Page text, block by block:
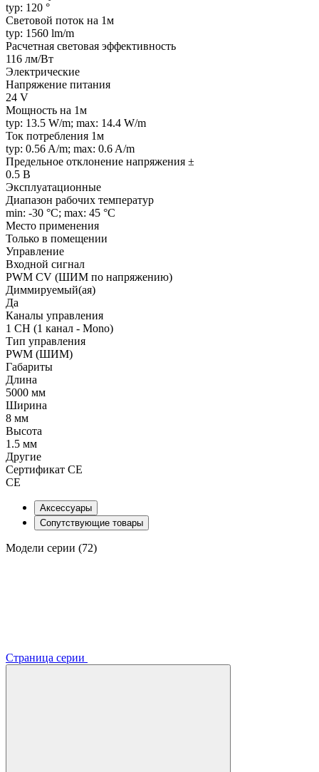
typ: 120 °
Световой поток на 1м
typ: 1560 lm/m
Расчетная световая эффективность
116 лм/Вт
Электрические
Напряжение питания
24 V
Мощность на 1м
typ: 13.5 W/m; max: 14.4 W/m
Ток потребления 1м
typ: 0.56 A/m; max: 0.6 A/m
Предельное отклонение напряжения ±
0.5 В
Эксплуатационные
Диапазон рабочих температур
min: -30 °C; max: 45 °C
Место применения
Только в помещении
Управление
Входной сигнал
PWM СV (ШИМ по напряжению)
Диммируемый(ая)
Да
Каналы управления
1 CH (1 канал - Mono)
Тип управления
PWM (ШИМ)
Габариты
Длина
5000 мм
Ширина
8 мм
Высота
1.5 мм
Другие
Сертификат CE
CE
Аксессуары
Сопутствующие товары
Модели серии (72)
Страница серии